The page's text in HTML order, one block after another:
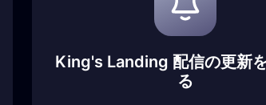
King's Landing 配信の更新
る